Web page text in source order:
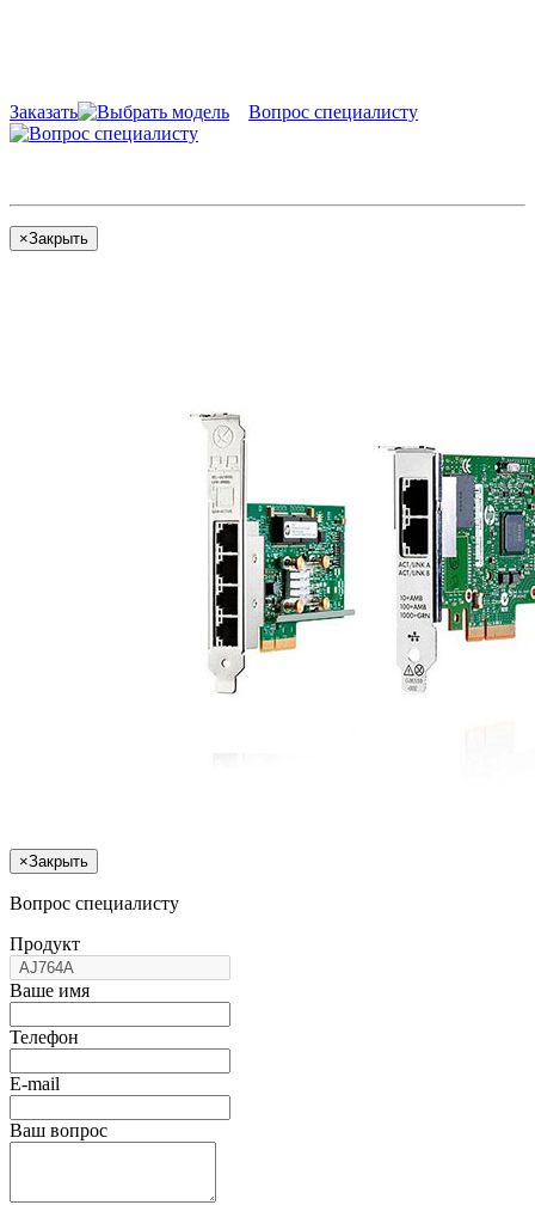
Заказать Вопрос специалисту
×Закрыть
×Закрыть
Вопрос специалисту
Продукт
Ваше имя
Телефон
E-mail
Ваш вопрос